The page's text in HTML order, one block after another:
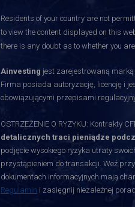
Residents of your country are not
to view the content displayed on this
there is any doubt as to whether you
Ainvesting jest zarejestrowaną marką
Firma posiada autoryzację, licencję i
obowiązującymi przepisami
OSTRZEŻENIE O RYZYKU: Kontrakty
detalicznych traci pieniądze
podjęcie wysokiego ryzyka utraty
przystąpieniem do transakcji. Weź
dokumentach informacyjnych mają
Regulamin i zasięgnij niezależnej